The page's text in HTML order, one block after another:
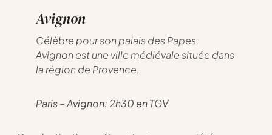
Avignon
Célèbre pour son palais des Papes,
Avignon est une ville médiévale située dans
la région de Provence.
Paris – Avignon: 2h30 en TGV